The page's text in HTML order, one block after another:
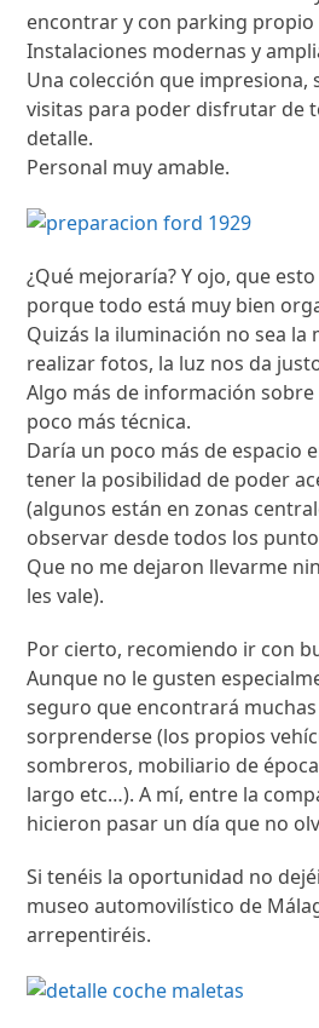
encontrar y con parking
Instalaciones modernas y
Una colección que impresiona,
visitas para poder disfrutar de
detalle.
Personal muy amable.
¿Qué mejoraría? Y ojo, que
porque todo está muy bien
Quizás la iluminación no sea la
realizar fotos, la luz nos da
Algo más de información sobre
poco más técnica.
Daría un poco más de espacio
tener la posibilidad de poder
(algunos están en zonas
observar desde todos los
Que no me dejaron llevarme
les vale).
Por cierto, recomiendo ir con
Aunque no le gusten
seguro que encontrará
sorprenderse (los propios
sombreros, mobiliario de
largo etc…). A mí, entre la
hicieron pasar un día que no
Si tenéis la oportunidad no
museo automovilístico de
arrepentiréis.